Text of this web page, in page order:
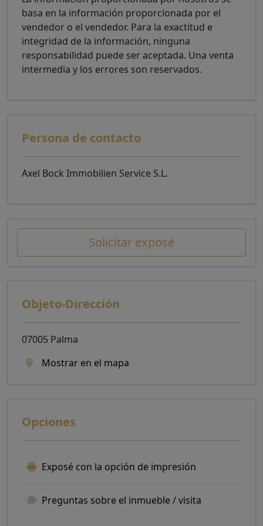
basa en la información proporcionada por el
vendedor o el vendedor. Para la exactitud e
integridad de la información, ninguna
responsabilidad puede ser aceptada. Una venta
intermedia y los errores son reservados.
Persona de contacto
Axel Bock Immobilien Service S.L.
Solicitar exposé
Objeto-Dirección
07005 Palma
Mostrar en el mapa
Opciones
Exposé con la opción de impresión
Preguntas sobre el inmueble / visita